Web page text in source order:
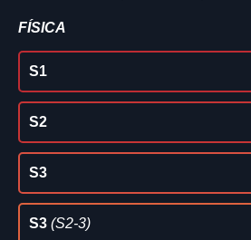
FÍSICA
S1
S2
S3
S3 (S2-3)